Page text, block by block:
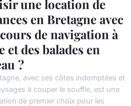
une location de
en Bretagne avec
de navigation à
et des balades en
?
avec ses côtes indomptées et
à couper le souffle, est une
de premier choix pour les